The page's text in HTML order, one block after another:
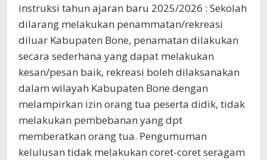
instruksi tahun ajaran baru 2025/2026 : Sekolah
dilarang melakukan penammatan/rekreasi
diluar Kabupaten Bone, penamatan dilakukan
secara sederhana yang dapat melakukan
kesan/pesan baik, rekreasi boleh dilaksanakan
dalam wilayah Kabupaten Bone dengan
melampirkan izin orang tua peserta didik, tidak
melakukan pembebanan yang dpt
memberatkan orang tua. Pengumuman
kelulusan tidak melakukan coret-coret seragam